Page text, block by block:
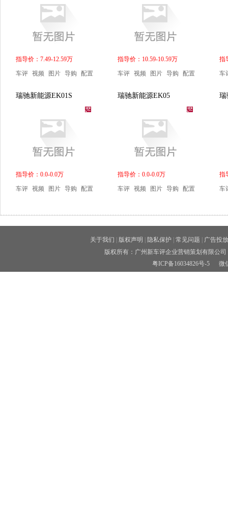
指导价：7.49-12.59万
车评 视频 图片 导购 配置
指导价：10.59-10.59万
车评 视频 图片 导购 配置
指
车
瑞驰新能源EK01S
指导价：0.0-0.0万
车评 视频 图片 导购 配置
瑞驰新能源EK05
指导价：0.0-0.0万
车评 视频 图片 导购 配置
瑞
指
车
关于我们 版权声明 隐私保护 常见问题
广告投放
版权所有：广州新车评企业营销策划有限公
粤ICP备16034826号-5微信